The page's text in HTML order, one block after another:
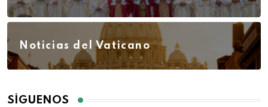
Noticias del Vaticano
SÍGUENOS